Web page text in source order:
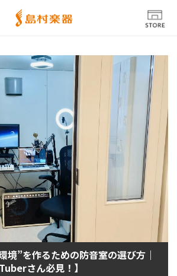
境”を作るための防音室の選び方｜
さん必見！】